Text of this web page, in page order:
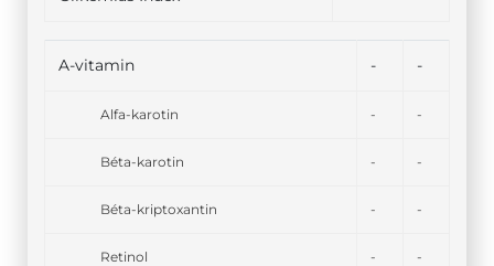
A-vitamin - -
Alfa-karotin - -
Béta-karotin - -
Béta-kriptoxantin - -
Retinol - -